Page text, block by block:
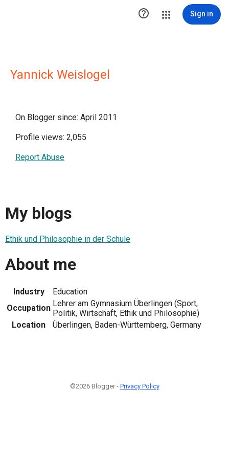
 Sign in
Yannick Weislogel
On Blogger since: April 2011
Profile views: 2,055
Report Abuse
My blogs
Ethik und Philosophie in der Schule
About me
Industry
Education
Occupation Lehrer am Gymnasium Überlingen (Sport,
Politik, Wirtschaft, Ethik und Philosophie)
Location
Überlingen, Baden-Württemberg, Germany
©2026 Blogger - Privacy Policy